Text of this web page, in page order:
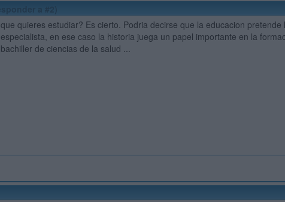
que quieres estudiar? Es cierto. Podria decirse que la educacion
especialista, en ese caso la historia juega un papel importante en la
bachiller de ciencias de la salud ...